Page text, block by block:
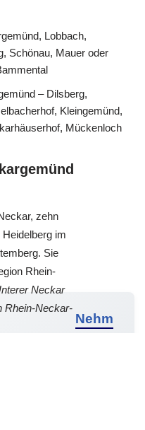
Lobbach,
– Dilsberg,
zehn
im
Sie
Rhein-